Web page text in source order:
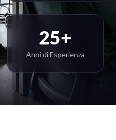
25+
Anni di Esperienza